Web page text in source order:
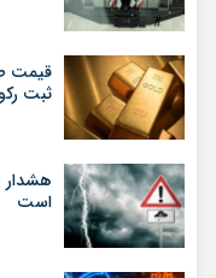
قیمت
ثبت
هشدار
است